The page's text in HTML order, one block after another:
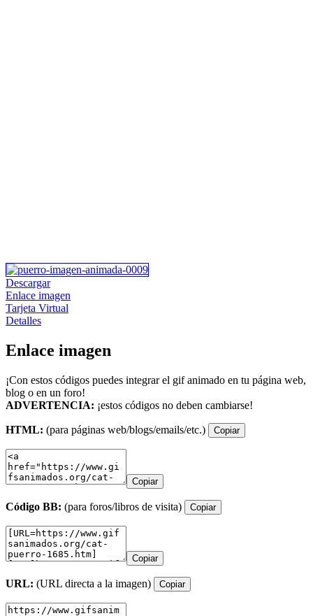
Descargar
Enlace imagen
Tarjeta Virtual
Detalles
Enlace imagen
¡Con estos códigos puedes integrar el gif animado en tu página web,
blog o en un foro!
ADVERTENCIA: ¡estos códigos no deben cambiarse!
HTML: (para páginas web/blogs/emails/etc.) Copiar
Copiar
Código BB: (para foros/libros de visita) Copiar
Copiar
URL: (URL directa a la imagen) Copiar